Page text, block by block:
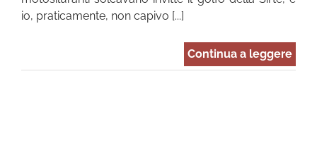
io, praticamente, non capivo [...]
Continua a leggere